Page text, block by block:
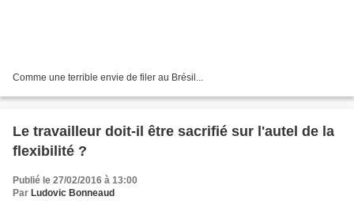
Comme une terrible envie de filer au Brésil...
Le travailleur doit-il être sacrifié sur l'autel de la
flexibilité ?
Publié le 27/02/2016 à 13:00
Par Ludovic Bonneaud